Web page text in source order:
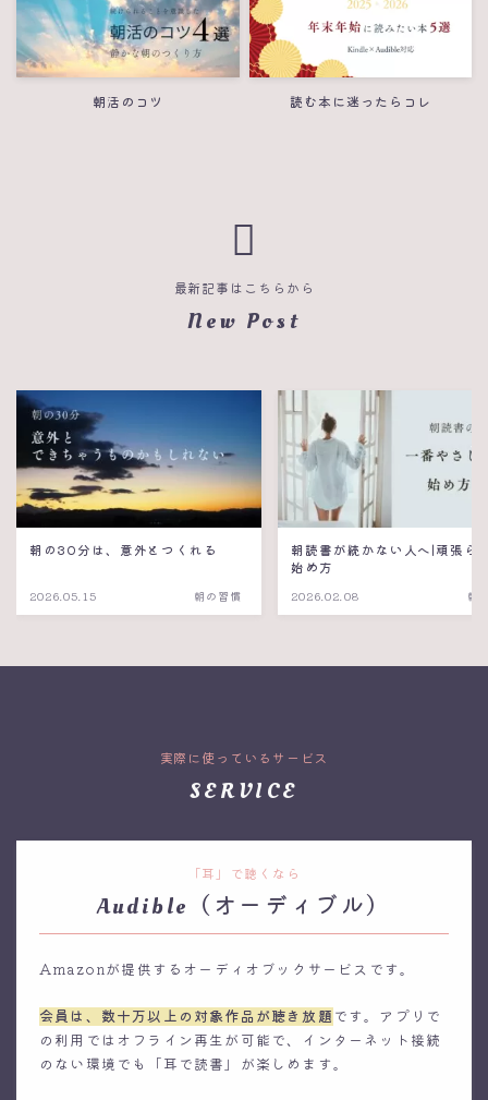
朝活のコツ 読む本に迷ったらコレ
最新記事はこちらから
New Post
朝の30分は、意外とつくれる
2026.05.15 朝の習慣
朝読書が続かない人へ|頑張ら
始め方
2026.02.08 朝
実際に使っているサービス
SERVICE
「耳」で聴くなら
Audible（オーディブル）
Amazonが提供するオーディオブックサービスです。
会員は、数十万以上の対象作品が聴き放題 です。アプリで
の利用ではオフライン再生が可能で、インターネット接続
のない環境でも「耳で読書」が楽しめます。